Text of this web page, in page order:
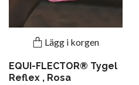
Lägg i korgen
EQUI-FLECTOR® Tygel
Reflex , Rosa